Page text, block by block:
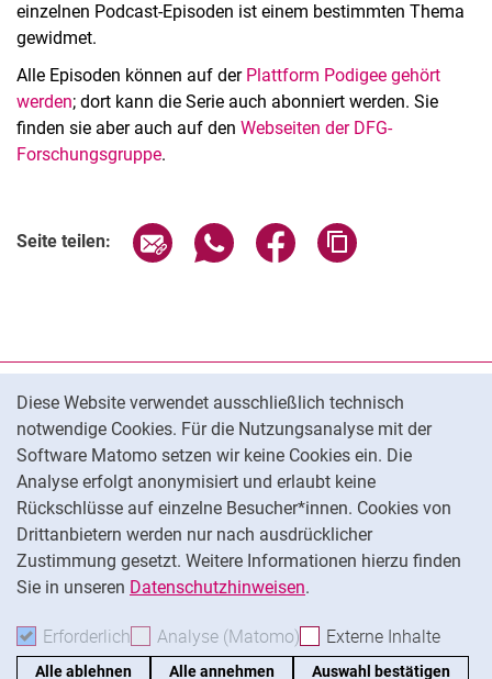
Diese Website verwendet ausschließlich technisch
notwendige Cookies. Für die Nutzungsanalyse mit der
Software Matomo setzen wir keine Cookies ein. Die
Analyse erfolgt anonymisiert und erlaubt keine
Rückschlüsse auf einzelne Besucher*innen. Cookies von
Drittanbietern werden nur nach ausdrücklicher
Zustimmung gesetzt. Weitere Informationen hierzu finden
Sie in unseren Datenschutzhinweisen.
Erforderlich Erforderliche Cookies akzeptieren
Analyse (Matomo) Analyse-Cookies
Externe Inhalte
Alle ablehnen Alle annehmen Auswahl bestätigen
einzelnen Podcast-Episoden ist einem bestimmten Thema
gewidmet.
Alle Episoden können auf der Plattform Podigee gehört
werden; dort kann die Serie auch abonniert werden. Sie
finden sie aber auch auf den Webseiten der DFG-
Forschungsgruppe.
Seite teilen: Seite über E-Mail teilen
Seite über WhatsApp teilen
Seite über Facebook
Datenschutz
Barrierefreiheit
Transparenter KI-Einsatz
Impressum
Cookie-Einstellungen